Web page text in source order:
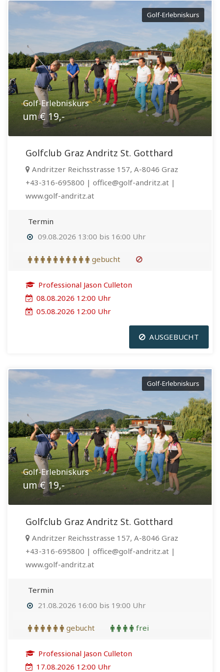
Golf-Erlebniskurs
Golf-Erlebniskurs
um € 19,-
Golfclub Graz Andritz St. Gotthard
Andritzer Reichsstrasse 157, A-8046 Graz
+43-316-695800 | office@golf-andritz.at |
www.golf-andritz.at
Termin
09.08.2026 13:00 bis 16:00 Uhr
gebucht
Professional Jason Culleton
08.08.2026 12:00 Uhr
05.08.2026 12:00 Uhr
AUSGEBUCHT
Golf-Erlebniskurs
Golf-Erlebniskurs
um € 19,-
Golfclub Graz Andritz St. Gotthard
Andritzer Reichsstrasse 157, A-8046 Graz
+43-316-695800 | office@golf-andritz.at |
www.golf-andritz.at
Termin
21.08.2026 16:00 bis 19:00 Uhr
gebucht frei
Professional Jason Culleton
17.08.2026 12:00 Uhr